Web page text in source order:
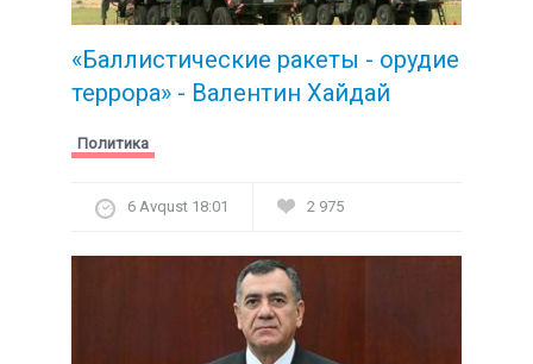
«Баллистические ракеты - орудие
террора» - Валентин Хайдай
Политика
6 Avqust 18:01 2 975